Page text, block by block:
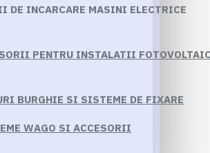
DE INCARCARE MASINI ELECTRICE
PENTRU INSTALATII
BURGHIE SI SISTEME DE FIXARE
WAGO SI ACCESORII